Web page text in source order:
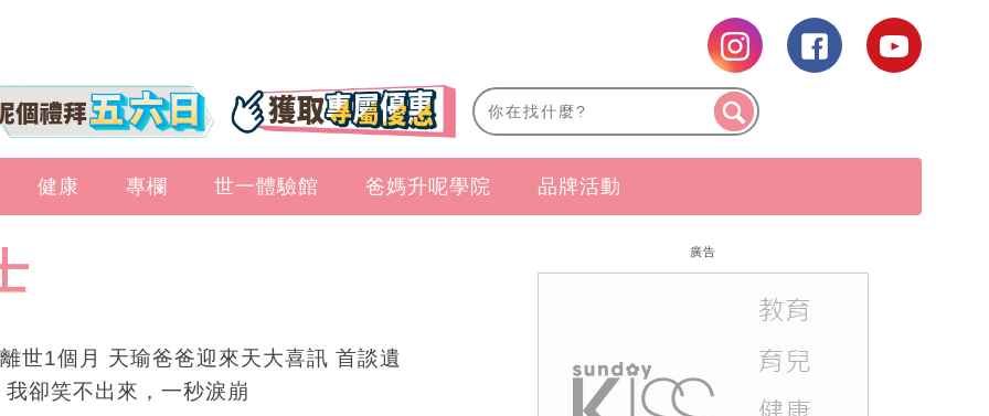
健康 專欄 世一體驗館 爸媽升呢學院 品牌活動
世1個月 天瑜爸爸迎來天大喜訊 首談遺
我卻笑不出來，一秒淚崩
廣告